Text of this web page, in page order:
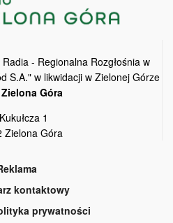
- Regionalna Rozgłośnia w
S.A." w likwidacji w Zielonej Górze
Góra
1
Zielona Góra
kontaktowy
prywatności